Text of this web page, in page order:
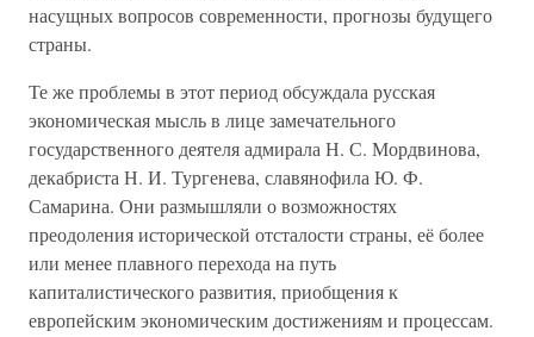
насущных вопросов современности, прогнозы будущего
страны.
Те же проблемы в этот период обсуждала русская
экономическая мысль в лице замечательного
государственного деятеля адмирала Н. С. Мордвинова,
декабриста Н. И. Тургенева, славянофила Ю. Ф.
Самарина. Они размышляли о возможностях
преодоления исторической отсталости страны, её более
или менее плавного перехода на путь
капиталистического развития, приобщения к
европейским экономическим достижениям и процессам.